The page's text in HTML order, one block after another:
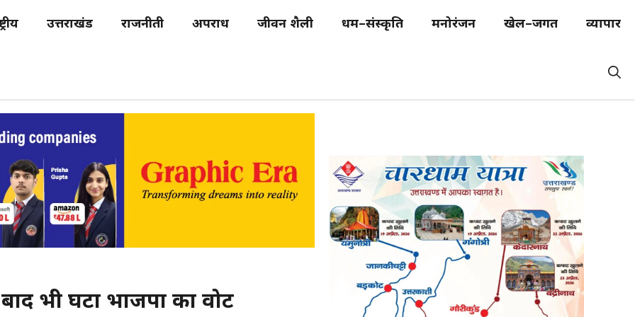
उत्तराखंड राजनीती अपराध जीवन शैली धर्म–संस्कृति मनोरंजन खेल–जगत व्यापार
भी घटा भाजपा का वोट